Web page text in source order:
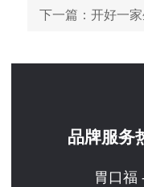
下一篇 ：开好一家生
品牌服务
胃口福